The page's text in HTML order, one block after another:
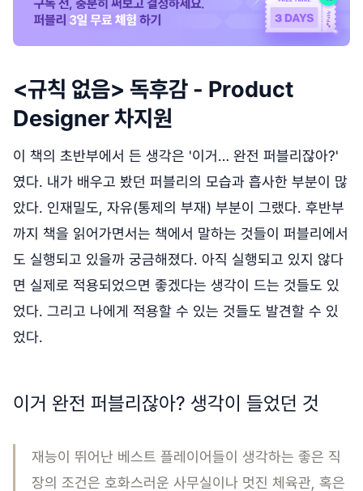
<규칙 없음> 독후감 - Product
Designer 차지원
이 책의 초반부에서 든 생각은 '이거… 완전 퍼블리잖아?'
였다. 내가 배우고 봤던 퍼블리의 모습과 흡사한 부분이 많
았다. 인재밀도, 자유(통제의 부재) 부분이 그랬다. 후반부
까지 책을 읽어가면서는 책에서 말하는 것들이 퍼블리에서
도 실행되고 있을까 궁금해졌다. 아직 실행되고 있지 않다
면 실제로 적용되었으면 좋겠다는 생각이 드는 것들도 있
었다. 그리고 나에게 적용할 수 있는 것들도 발견할 수 있
었다.
이거 완전 퍼블리잖아? 생각이 들었던 것
재능이 뛰어난 베스트 플레이어들이 생각하는 좋은 직
장의 조건은 호화스러운 사무실이나 멋진 체육관, 혹은